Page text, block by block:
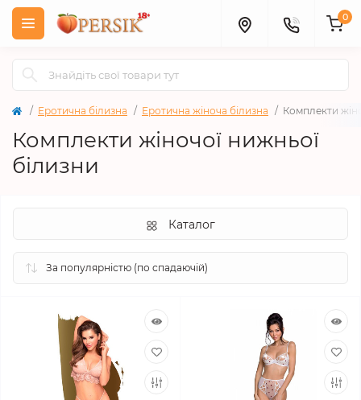
0
Еротична білизна Еротична жіноча білизна Комплекти
Комплекти жіночої нижньої
білизни
Каталог